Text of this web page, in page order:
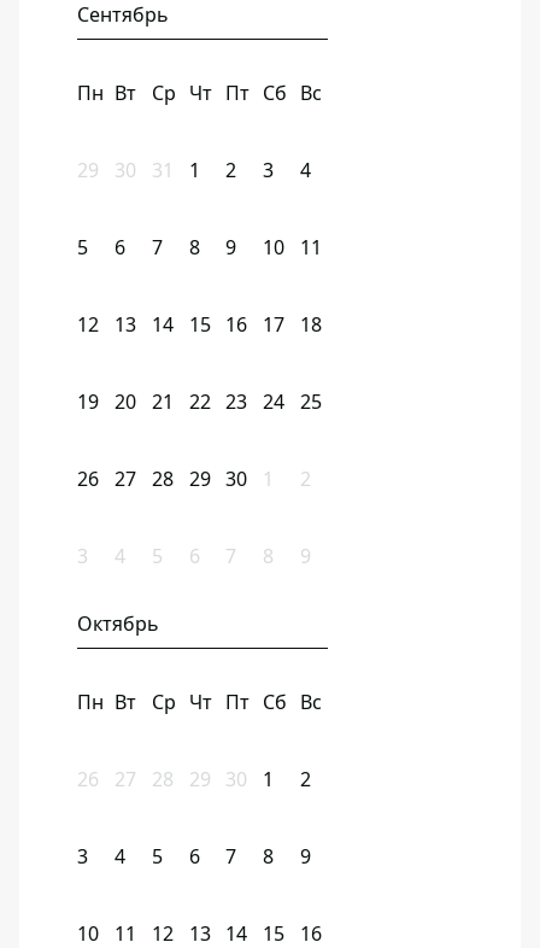
Сентябрь
Пн Вт Ср Чт Пт Сб Вс
29 30 31 1 2 3 4
5 6 7 8 9 10 11
12 13 14 15 16 17 18
19 20 21 22 23 24 25
26 27 28 29 30 1 2
3 4 5 6 7 8 9
Октябрь
Пн Вт Ср Чт Пт Сб Вс
26 27 28 29 30 1 2
3 4 5 6 7 8 9
10 11 12 13 14 15 16